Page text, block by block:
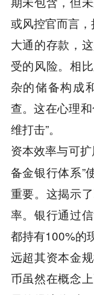
或风控官而言
大通的存款，
受的风险。相
杂的储备构成
查。这在心理
维打击”。
资本效率与可
备金银行体系”
重要。这揭示
率。银行通过
都持有100%的
远超其资本金
币虽然在概念